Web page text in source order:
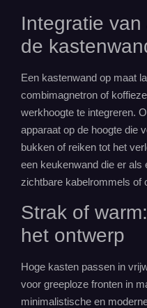
Integratie
de
Een kastenwand op maat
combimagnetron of
werkhoogte te integreren.
apparaat op de hoogte die
bukken of reiken tot het
een keukenwand die er als
zichtbare kabelrommels of
Strak of
het ontwerp
Hoge kasten passen in
voor greeploze fronten in
minimalistische en